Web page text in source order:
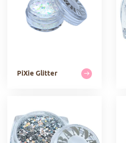
PiXie Glitter